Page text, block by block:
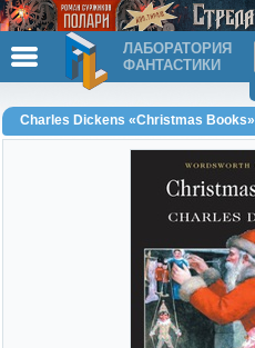
ЛАБОРАТОРИЯ
ФАНТАСТИКИ
Charles Dickens «Christmas Books»